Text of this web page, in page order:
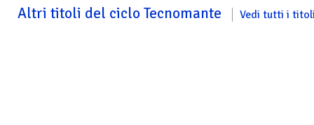
Altri titoli del ciclo Tecnomante Vedi tutti i